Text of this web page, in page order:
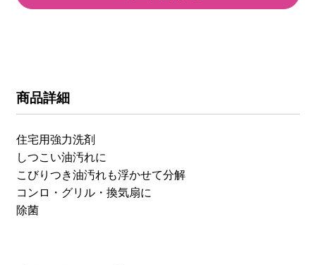
商品詳細
住宅用強力洗剤
しつこい油汚れに
こびりつき油汚れも浮かせて分解
コンロ・グリル・換気扇に
除菌